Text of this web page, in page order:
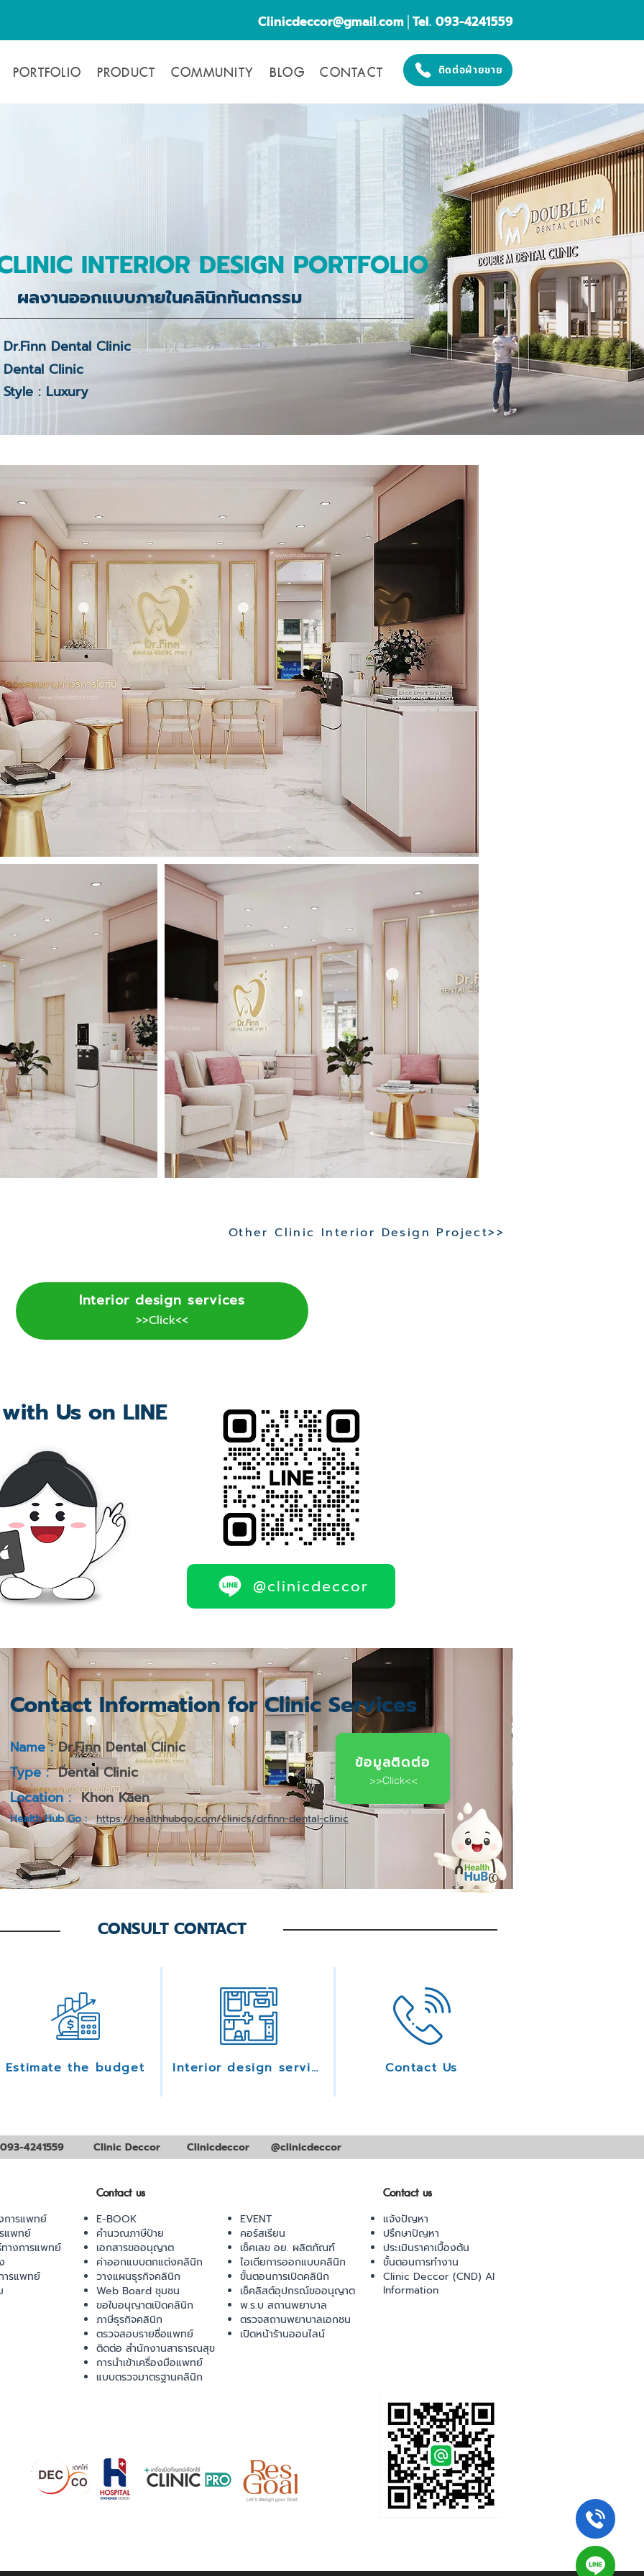
Clinicdeccor@gmail.com│Tel. 093-4241559
PORTFOLIO PRODUCT COMMUNITY BLOG CONTACT ติดต่อฝ่ายขาย
INTERIOR DESIGN PORTFOLIO
ผลงานออกแบบภายในคลินิกทันตกรรม
Dr.Finn Dental Clinic
Dental Clinic
Style : Luxury
Other Clinic Interior Design Project>>
Interior design services
>>Click<<
@clinicdeccor
Us on LINE
Contact Information for Clinic Services
Name : Dr.Finn Dental Clinic
Type : Dental Clinic
Location : Khon Kaen
ข้อมูลติดต่อ
>>Click<<
Health Hub Go : https://healthhubgo.com/clinics/drfinn-dental-clinic
CONSULT CONTACT
Estimate the budget Interior design services Contact Us
093-4241559 Clinic Deccor Clinicdeccor @clinicdeccor
ารแพทย์
แพทย์
ทางการแพทย์
ารแพทย์
Contact us
E-BOOK
คำนวณภาษีป้าย
เอกสารขออนุญาต
ค่าออกแบบตกแต่งคลินิก
วางแผนธุรกิจคลินิก
Web Board ชุมชน
ขอใบอนุญาตเปิดคลินิก
ภาษีธุรกิจคลินิก
ตรวจสอบรายชื่อแพทย์
ติดต่อ สำนักงานสาธารณสุข
การนำเข้าเครื่องมือแพทย์
แบบตรวจมาตรฐานคลินิก
Contact us
EVENT
คอร์สเรียน
เช็คเลข อย. ผลิตภัณฑ์
ไอเดียการออกแบบคลินิก
ขั้นตอนการเปิดคลินิก
เช็คลิสต์อุปกรณ์ขออนุญาต
พ.ร.บ สถานพยาบาล
ตรวจสถานพยาบาลเอกชน
เปิดหน้าร้านออนไลน์
แจ้งปัญหา
ปรึกษาปัญหา
ประเมินราคาเบื้องต้น
ขั้นตอนการทำงาน
Clinic Deccor (CND) AI
Information